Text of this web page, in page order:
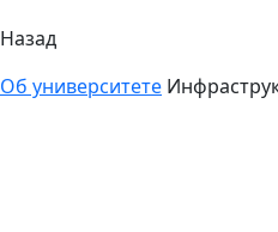
Назад
Об университете